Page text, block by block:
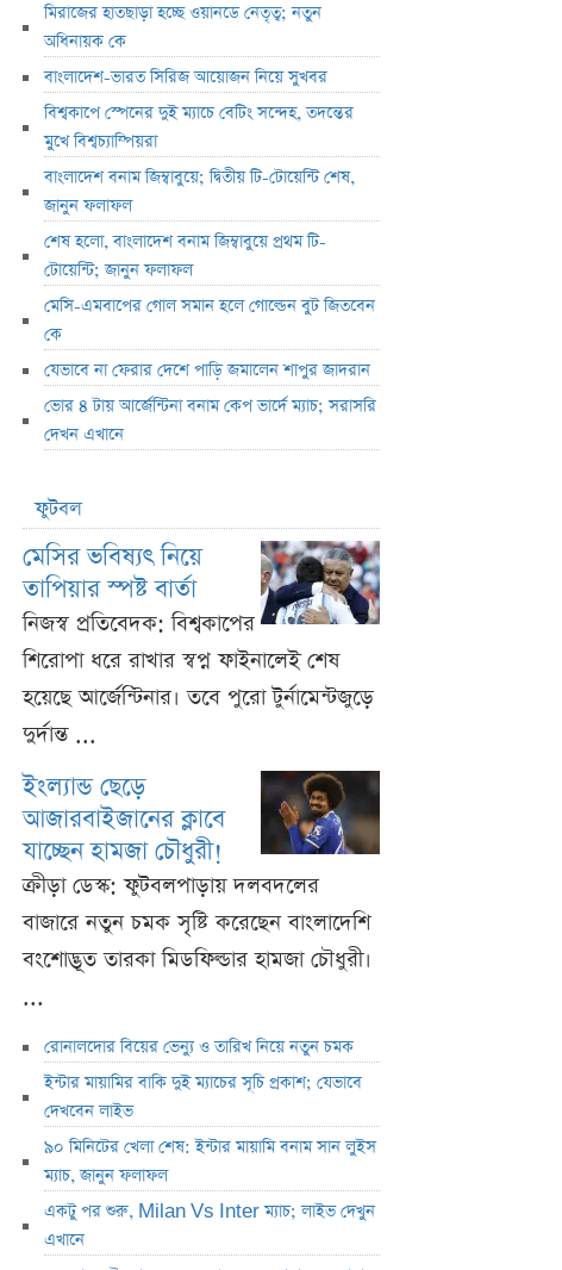
মিরাজের হাতছাড়া হচ্ছে ওয়ানডে নেতৃত্ব; নতুন
অধিনায়ক কে
বাংলাদেশ-ভারত সিরিজ আয়োজন নিয়ে সুখবর
বিশ্বকাপে স্পেনের দুই ম্যাচে বেটিং সন্দেহ, তদন্তের
মুখে বিশ্বচ্যাম্পিয়রা
বাংলাদেশ বনাম জিম্বাবুয়ে; দ্বিতীয় টি-টোয়েন্টি শেষ,
জানুন ফলাফল
শেষ হলো, বাংলাদেশ বনাম জিম্বাবুয়ে প্রথম টি-
টোয়েন্টি; জানুন ফলাফল
মেসি-এমবাপের গোল সমান হলে গোল্ডেন বুট জিতবেন
কে
যেভাবে না ফেরার দেশে পাড়ি জমালেন শাপুর জাদরান
ভোর ৪ টায় আর্জেন্টিনা বনাম কেপ ভার্দে ম্যাচ; সরাসরি
দেখন এখানে
ফুটবল
মেসির ভবিষ্যৎ নিয়ে
তাপিয়ার স্পষ্ট বার্তা
নিজস্ব প্রতিবেদক: বিশ্বকাপের
শিরোপা ধরে রাখার স্বপ্ন ফাইনালেই শেষ
হয়েছে আর্জেন্টিনার। তবে পুরো টুর্নামেন্টজুড়ে
দুর্দান্ত ...
ইংল্যান্ড ছেড়ে
আজারবাইজানের ক্লাবে
যাচ্ছেন হামজা চৌধুরী!
ক্রীড়া ডেস্ক: ফুটবলপাড়ায় দলবদলের
বাজারে নতুন চমক সৃষ্টি করেছেন বাংলাদেশি
বংশোদ্ভূত তারকা মিডফিল্ডার হামজা চৌধুরী।
...
রোনালদোর বিয়ের ভেন্যু ও তারিখ নিয়ে নতুন চমক
ইন্টার মায়ামির বাকি দুই ম্যাচের সূচি প্রকাশ; যেভাবে
দেখবেন লাইভ
৯০ মিনিটের খেলা শেষ: ইন্টার মায়ামি বনাম সান লুইস
ম্যাচ, জানুন ফলাফল
একটু পর শুরু, Milan Vs Inter ম্যাচ; লাইভ দেখুন
এখানে